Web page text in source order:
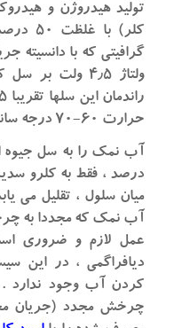
تولید هیدروژن و
کلر)
ولتاژ ۴٫۵
حرارت ۶۰-۷۰ درجه سانتیگراد کار می کنند .
میان سلول ، تقلیل می
آب نمک که مجددا به
عمل لازم و ضروری
دیافراگمی ، در این
کردن آب وجود ندارد
چرخش مجدد (جریان